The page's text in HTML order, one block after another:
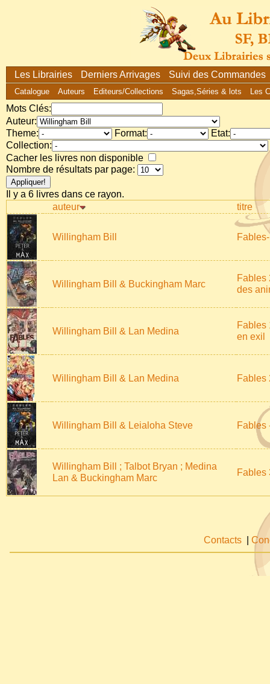
Les Librairies Derniers Arrivages Suivi des Commandes
Catalogue Auteurs Editeurs/Collections Sagas,Séries & lots Les
Mots Clés:
Auteur:
Theme:
Format:
Etat:
Collection:
Cacher les livres non disponible
Nombre de résultats par page:
Il y a 6 livres dans ce rayon.
auteur
titre
Willingham Bill
Willingham Bill & Buckingham Marc
Fables
des
Willingham Bill & Lan Medina
Fables
en exil
Willingham Bill & Lan Medina Fables
Willingham Bill & Leialoha Steve Fables
Willingham Bill ; Talbot Bryan ; Medina
Lan & Buckingham Marc
Fables
Contacts |